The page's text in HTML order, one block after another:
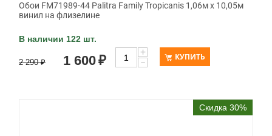
Обои FM71989-44 Palitra Family Tropicanis 1,06м х 10,05м
винил на флизелине
В наличии 122 шт.
2 290 ₽ 1 600₽
+
−
КУПИТЬ
Скидка 30%